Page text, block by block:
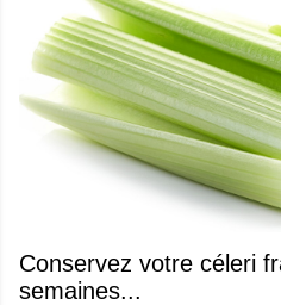
Conservez votre céleri
semaines...